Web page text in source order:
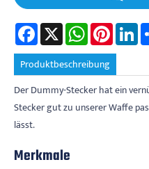
Facebook
X WhatsAppPinterest
Produktbeschreibung
Der Dummy-Stecker hat ein
Stecker gut zu unserer Waffe
lässt.
Merkmale